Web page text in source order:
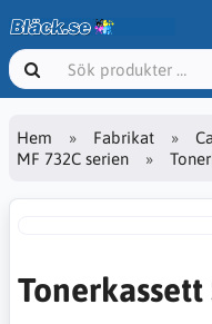
Hem Fabrikat
MF 732C serien
Tonerkassett